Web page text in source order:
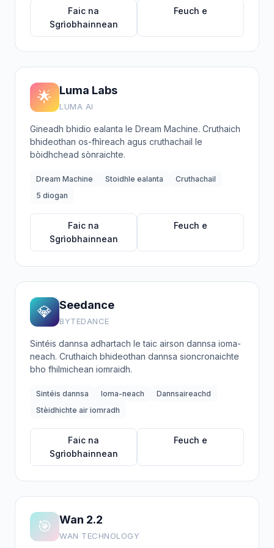
Faic na
Sgrìobhainnean
Feuch e
🌟 Luma Labs
LUMA AI
Gineadh bhidio ealanta le Dream Machine. Cruthaich
bhideothan os-fhìreach agus cruthachail le
bòidhchead sònraichte.
Dream Machine Stoidhle ealanta
Cruthachail
5 diogan
Faic na
Sgrìobhainnean
Feuch e
💎 Seedance
BYTEDANCE
Sintéis dannsa adhartach le taic airson dannsa ioma-
neach. Cruthaich bhideothan dannsa sioncronaichte
bho fhilmichean iomraidh.
Sintéis dannsa Ioma-neach
Dannsaireachd
Stèidhichte air iomradh
Faic na
Sgrìobhainnean
Feuch e
🎯 Wan 2.2
WAN TECHNOLOGY